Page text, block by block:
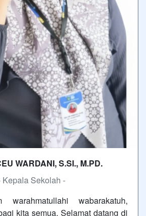
WARDANI, S.SI., M.PD.
Kepala Sekolah -
warahmatullahi wabarakatuh,
kita semua, Selamat datang di